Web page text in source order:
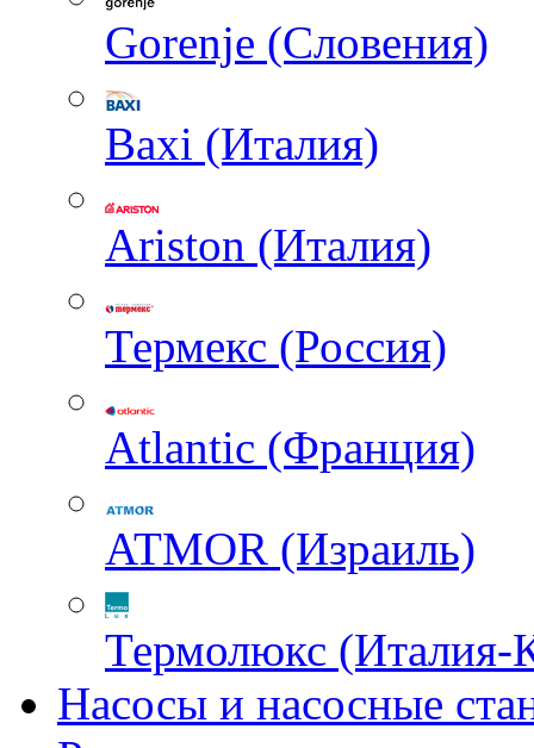
Gorenje (Словения)
Baxi (Италия)
Ariston (Италия)
Термекс (Россия)
Atlantic (Франция)
ATMOR (Израиль)
Термолюкс (Италия-
Насосы и насосные